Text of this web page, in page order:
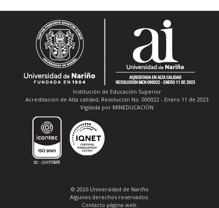
Institución de Educación Superior
Acreditación de Alta calidad, Resolución No. 000022 - Enero 11 de 2023
Vigilada por MINEDUCACIÓN
© 2026 Universidad de Nariño
Algunos derechos reservados.
Contacto página web: